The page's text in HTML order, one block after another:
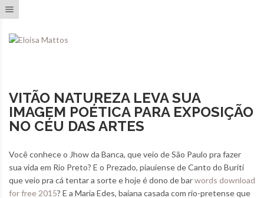
VITÃO NATUREZA LEVA SUA
IMAGEM POÉTICA PARA EXPOSIÇÃO
NO CÉU DAS ARTES
Você conhece o Jhow da Banca, que veio de São Paulo pra fazer
sua vida em Rio Preto? E o Prezado, piauiense de Canto do Buriti
que veio pra cá tentar a sorte e hoje é dono de barwords download
for free 2015? E a Maria Edes, baiana casada com rio-pretense que